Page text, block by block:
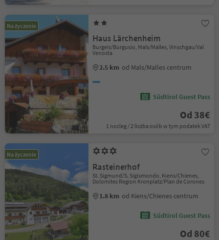
Na życzenie
Haus Lärchenheim
Burgeis/Burgusio, Mals/Malles, Vinschgau/Val
Venosta
2.5 km od Mals/Malles centrum
Südtirol Guest Pass
Od 38€
1 nocleg / 2 liczba osób w tym podatek VAT
Na życzenie
Rasteinerhof
St. Sigmund/S. Sigismondo, Kiens/Chienes,
Dolomites Region Kronplatz/Plan de Corones
1.8 km od Kiens/Chienes centrum
Südtirol Guest Pass
Od 80€